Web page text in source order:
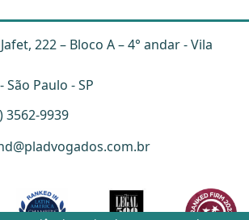
222 – Bloco A – 4° andar - Vila
São Paulo - SP
3562-9939